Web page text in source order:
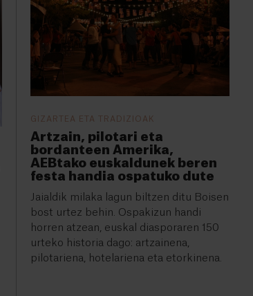
GIZARTEA ETA TRADIZIOAK
Artzain, pilotari eta
bordanteen Amerika,
AEBtako euskaldunek beren
festa handia ospatuko dute
Jaialdik milaka lagun biltzen ditu Boisen
bost urtez behin. Ospakizun handi
horren atzean, euskal diasporaren 150
urteko historia dago: artzainena,
pilotariena, hotelariena eta etorkinena.